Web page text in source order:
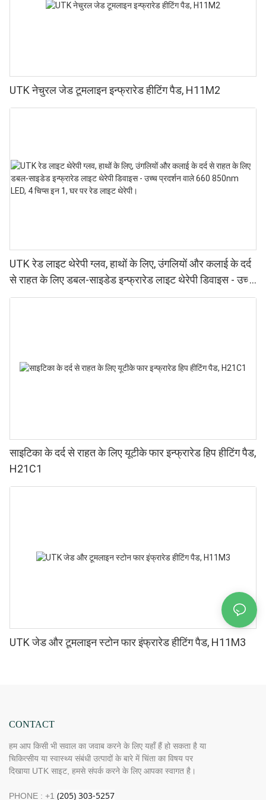
UTK नेचुरल जेड टूमलाइन इन्फ्रारेड हीटिंग पैड, H11M2
UTK रेड लाइट थेरेपी ग्लव, हाथों के लिए, उंगलियों और कलाई के दर्द
से राहत के लिए डबल-साइडेड इन्फ्रारेड लाइट थेरेपी डिवाइस - उच्च
प्रदर्शन वाले 660 850nm LED, 4 चिप्स इन 1, घर पर रेड लाइट
साइटिका के दर्द से राहत के लिए यूटीके फार इन्फ्रारेड हिप हीटिंग पैड,
H21C1
UTK जेड और टूमलाइन स्टोन फार इंफ्रारेड हीटिंग पैड, H11M3
CONTACT
हम आप किसी भी सवाल का जवाब करने के लिए यहाँ हैं हो सकता है या
चिकित्सीय या स्वास्थ्य संबंधी उत्पादों के बारे में चिंता का विषय पर
दिखाया UTK साइट, हमसे संपर्क करने के लिए आपका स्वागत है।
PHONE : +1